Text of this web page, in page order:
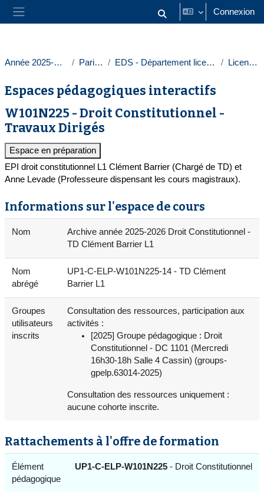
Passer au contenu principal
Panneau latéral Activer/désactiver la saisie
Connexion
Année 2025-2026 Paris 1 EDS - Département licences Licences
Espaces pédagogiques interactifs
W101N225 - Droit Constitutionnel -
Travaux Dirigés
Espace en préparation
EPI droit constitutionnel L1 Clément Barrier (Chargé de TD) et
Anne Levade (Professeure dispensant les cours magistraux).
Informations sur l'espace de cours
Nom
Archive année 2025-2026 Droit Constitutionnel -
TD Clément Barrier L1
Nom
abrégé
UP1-C-ELP-W101N225-14 - TD Clément
Barrier L1
Groupes
utilisateurs
inscrits
Consultation des ressources, participation aux
activités :
[2025] Groupe pédagogique : Droit
Constitutionnel - DC 1101 (Mercredi
16h30-18h Salle 4 Cassin) (groups-
gpelp.63014-2025)
Consultation des ressources uniquement :
aucune cohorte inscrite.
Rattachements à l'offre de formation
Élément
pédagogique
UP1-C-ELP-W101N225 - Droit Constitutionnel